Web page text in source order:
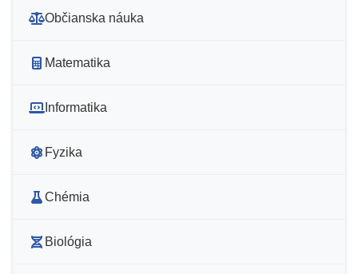
Občianska náuka
Matematika
Informatika
Fyzika
Chémia
Biológia